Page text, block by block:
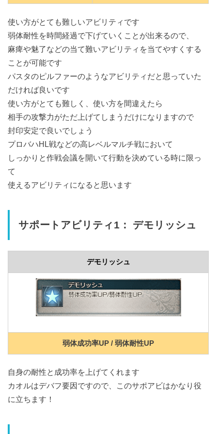
使い方がとても難しいアビリティです
弱体耐性を時間経過で下げていくことが出来るので、
麻痺や魅了などの当て難いアビリティを当てやすくする
ことが可能です
パスタのピルファーのようなアビリティだと思っていた
だければ良いです
使い方がとても難しく、使い方を間違えたら
相手の攻撃力がただ上げてしまうだけになりますので
封印安定で良いでしょう
プロバハHL戦などの高レベルマルチ戦において
しっかりと作戦会議を開いて行動を決めている時に限っ
て
使えるアビリティになると思います
サポートアビリティ1： デモリッシュ
デモリッシュ
弱体成功率UP / 弱体耐性UP
自身の耐性と成功率を上げてくれます
カオルはデバフ要因ですので、このサポアビはかなり役
に立ちます！